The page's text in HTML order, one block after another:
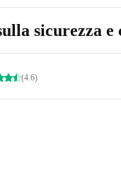
sicurezza
(4.6)